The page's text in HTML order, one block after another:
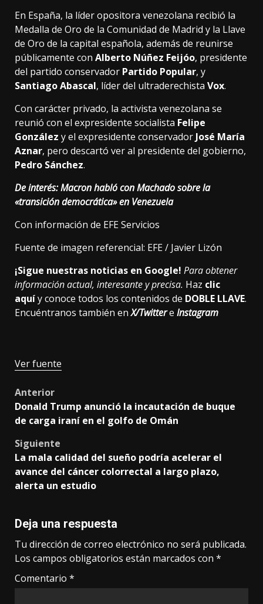
En España, la líder opositora venezolana recibió la
Medalla de Oro de la Comunidad de Madrid y la Llave
de Oro de la capital española, además de reunirse
públicamente con Alberto Núñez Feijóo, presidente
del partido conservador Partido Popular, y
Santiago Abascal, líder del ultraderechista Vox.
Con carácter privado, la activista venezolana se
reunió con el expresidente socialista Felipe
González y el expresidente conservador José María
Aznar, pero descartó ver al presidente del gobierno,
Pedro Sánchez.
De interés:Macron habló con Machado sobre la
«transición democrática» en Venezuela
Con información de EFE Servicios
Fuente de imagen referencial: EFE / Javier Lizón
¡Sigue nuestras noticias en Google! Para obtener
información actual, interesante y precisa. Haz clic
aquíy conoce todos los contenidos de DOBLE LLAVE.
Encuéntranos también enX/Twittere Instagram
Ver fuente
Post
navigation
Anterior
Donald Trump anunció la incautación de buque
de carga iraní en el golfo de Omán
Siguiente
La mala calidad del sueño podría acelerar el
avance del cáncer colorrectal a largo plazo,
alerta un estudio
Deja una respuesta
Tu dirección de correo electrónico no será publicada.
Los campos obligatorios están marcados con *
Comentario *